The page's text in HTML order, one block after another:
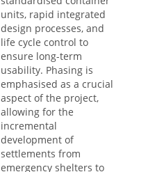
units, rapid integrated
design processes, and
life cycle control to
ensure long-term
usability. Phasing is
emphasised as a crucial
aspect of the project,
allowing for the
incremental
development of
settlements from
emergency shelters to